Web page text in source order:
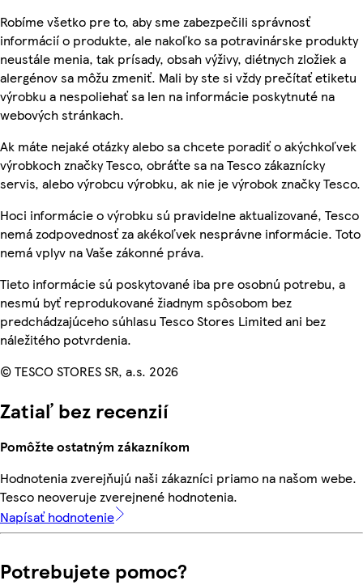
Robíme všetko pre to, aby sme zabezpečili správnosť
informácií o produkte, ale nakoľko sa potravinárske produkty
neustále menia, tak prísady, obsah výživy, diétnych zložiek a
alergénov sa môžu zmeniť. Mali by ste si vždy prečítať etiketu
výrobku a nespoliehať sa len na informácie poskytnuté na
webových stránkach.
Ak máte nejaké otázky alebo sa chcete poradiť o akýchkoľvek
výrobkoch značky Tesco, obráťte sa na Tesco zákaznícky
servis, alebo výrobcu výrobku, ak nie je výrobok značky Tesco.
Hoci informácie o výrobku sú pravidelne aktualizované, Tesco
nemá zodpovednosť za akékoľvek nesprávne informácie. Toto
nemá vplyv na Vaše zákonné práva.
Tieto informácie sú poskytované iba pre osobnú potrebu, a
nesmú byť reprodukované žiadnym spôsobom bez
predchádzajúceho súhlasu Tesco Stores Limited ani bez
náležitého potvrdenia.
© TESCO STORES SR, a.s. 2026
Zatiaľ bez recenzií
Pomôžte ostatným zákazníkom
Hodnotenia zverejňujú naši zákazníci priamo na našom webe.
Tesco neoveruje zverejnené hodnotenia.
Napísať hodnotenie
Potrebujete pomoc?